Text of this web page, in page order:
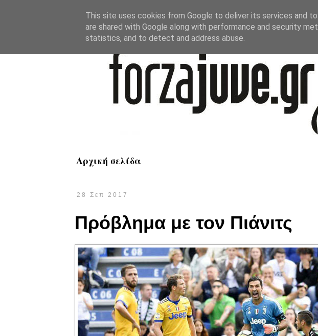
Αρχική σελίδα
28 Σεπ 2017
Πρόβλημα με τον Πιάνιτς
This site uses cookies from Google to deliver its services and
are shared with Google along with performance and security
statistics, and to detect and address abuse.